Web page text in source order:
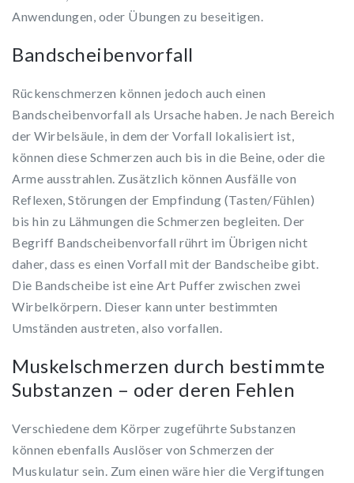
Anwendungen, oder Übungen zu beseitigen.
Bandscheibenvorfall
Rückenschmerzen können jedoch auch einen
Bandscheibenvorfall als Ursache haben. Je nach Bereich
der Wirbelsäule, in dem der Vorfall lokalisiert ist,
können diese Schmerzen auch bis in die Beine, oder die
Arme ausstrahlen. Zusätzlich können Ausfälle von
Reflexen, Störungen der Empfindung (Tasten/Fühlen)
bis hin zu Lähmungen die Schmerzen begleiten. Der
Begriff Bandscheibenvorfall rührt im Übrigen nicht
daher, dass es einen Vorfall mit der Bandscheibe gibt.
Die Bandscheibe ist eine Art Puffer zwischen zwei
Wirbelkörpern. Dieser kann unter bestimmten
Umständen austreten, also vorfallen.
Muskelschmerzen durch bestimmte
Substanzen – oder deren Fehlen
Verschiedene dem Körper zugeführte Substanzen
können ebenfalls Auslöser von Schmerzen der
Muskulatur sein. Zum einen wäre hier die Vergiftungen